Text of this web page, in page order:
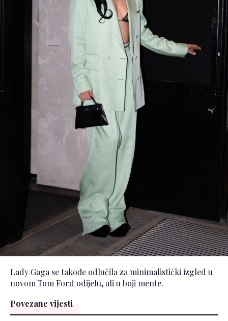
Lady Gaga se takođe odlučila za minimalistički izgled u
novom Tom Ford odijelu, ali u boji mente.
Povezane vijesti